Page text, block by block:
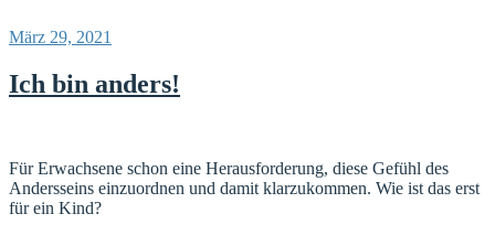
Veröffentlicht
März 29, 2021
Ich bin anders!
Für Erwachsene schon eine Herausforderung, diese Gefühl des
Andersseins einzuordnen und damit klarzukommen. Wie ist das erst
für ein Kind?